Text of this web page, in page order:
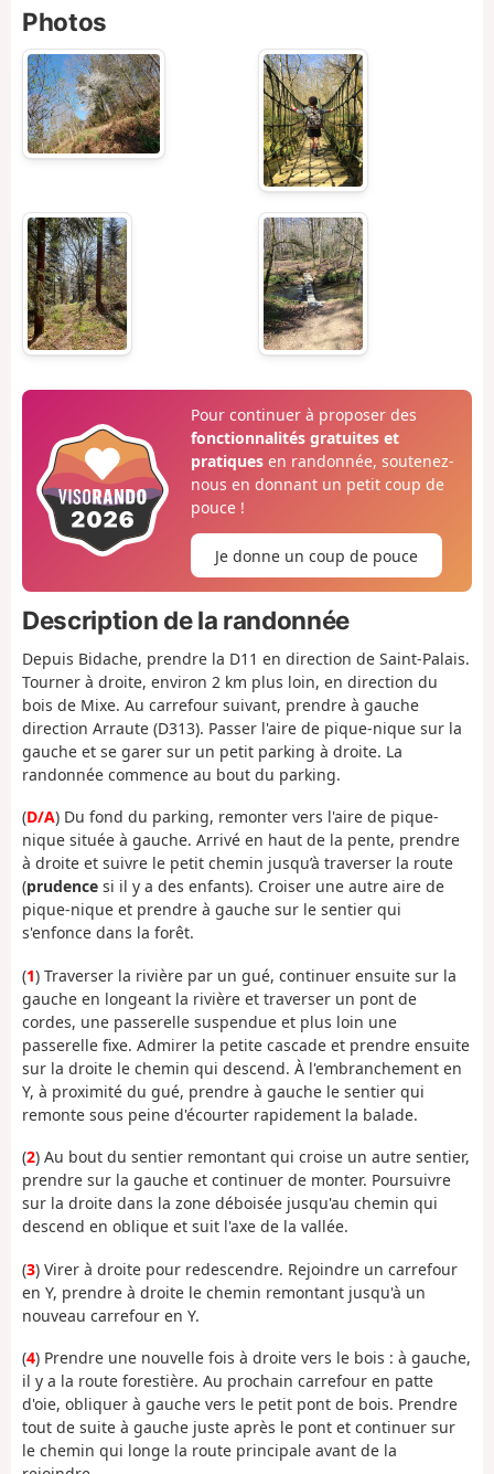
Photos
Pour continuer à proposer des
fonctionnalités gratuites et
pratiquesen randonnée, soutenez-
nous en donnant un petit coup de
pouce !
Je donne un coup de pouce
Description de la randonnée
Depuis Bidache, prendre la D11 en direction de Saint-Palais.
Tourner à droite, environ 2 km plus loin, en direction du
bois de Mixe. Au carrefour suivant, prendre à gauche
direction Arraute (D313). Passer l'aire de pique-nique sur la
gauche et se garer sur un petit parking à droite. La
randonnée commence au bout du parking.
(D/A) Du fond du parking, remonter vers l'aire de pique-
nique située à gauche. Arrivé en haut de la pente, prendre
à droite et suivre le petit chemin jusqu’à traverser la route
(prudence si il y a des enfants). Croiser une autre aire de
pique-nique et prendre à gauche sur le sentier qui
s'enfonce dans la forêt.
(1) Traverser la rivière par un gué, continuer ensuite sur la
gauche en longeant la rivière et traverser un pont de
cordes, une passerelle suspendue et plus loin une
passerelle fixe. Admirer la petite cascade et prendre ensuite
sur la droite le chemin qui descend. À l'embranchement en
Y, à proximité du gué, prendre à gauche le sentier qui
remonte sous peine d'écourter rapidement la balade.
(2) Au bout du sentier remontant qui croise un autre sentier,
prendre sur la gauche et continuer de monter. Poursuivre
sur la droite dans la zone déboisée jusqu'au chemin qui
descend en oblique et suit l'axe de la vallée.
(3) Virer à droite pour redescendre. Rejoindre un carrefour
en Y, prendre à droite le chemin remontant jusqu'à un
nouveau carrefour en Y.
(4) Prendre une nouvelle fois à droite vers le bois : à gauche,
il y a la route forestière. Au prochain carrefour en patte
d'oie, obliquer à gauche vers le petit pont de bois. Prendre
tout de suite à gauche juste après le pont et continuer sur
le chemin qui longe la route principale avant de la